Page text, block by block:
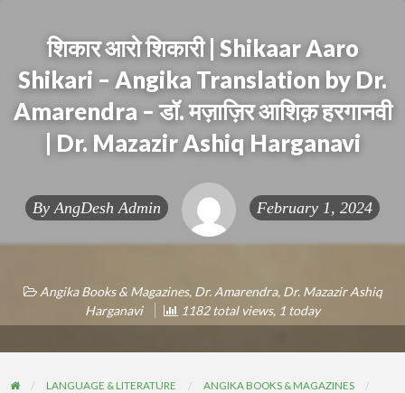
शिकार आरो शिकारी | Shikaar Aaro
Shikari – Angika Translation by Dr.
Amarendra – डॉ. मज़ाज़िर आशिक़ हरगानवी
| Dr. Mazazir Ashiq Harganavi
By AngDesh Admin February 1, 2024
Angika Books & Magazines, Dr. Amarendra, Dr. Mazazir Ashiq
Harganavi
1182 total views, 1 today
LANGUAGE & LITERATURE
ANGIKA BOOKS & MAGAZINES